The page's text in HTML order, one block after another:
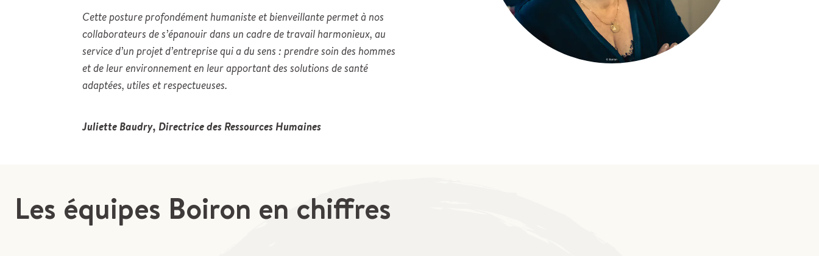
Cette posture profondément humaniste et bienveillante permet à nos
collaborateurs de s’épanouir dans un cadre de travail harmonieux, au
service d’un projet d’entreprise qui a du sens : prendre soin des hommes
et de leur environnement en leur apportant des solutions de santé
adaptées, utiles et respectueuses.
Juliette Baudry, Directrice des Ressources Humaines
Les équipes Boiron en chiffres